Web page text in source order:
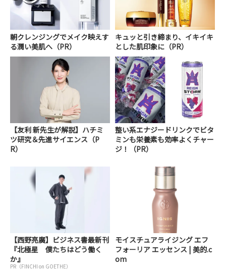
朝クレンジングでメイク映えす
る潤い美肌へ（PR）
キュッと引き締まり、イキイキ
とした肌印象に（PR）
【友利 新先生が解説】ハチミ
ツ研究＆先進サイエンス（P
R）
整い系エナジードリンクでビタ
ミンも栄養素も効率よくチャー
ジ！（PR）
【西野亮廣】ビジネス書最新刊
『北極星 僕たちはどう働く
か』
PR（FINCHI on GOETHE）
モイスチュアライジング エフ
フォーリア エッセンス | 美的.c
om